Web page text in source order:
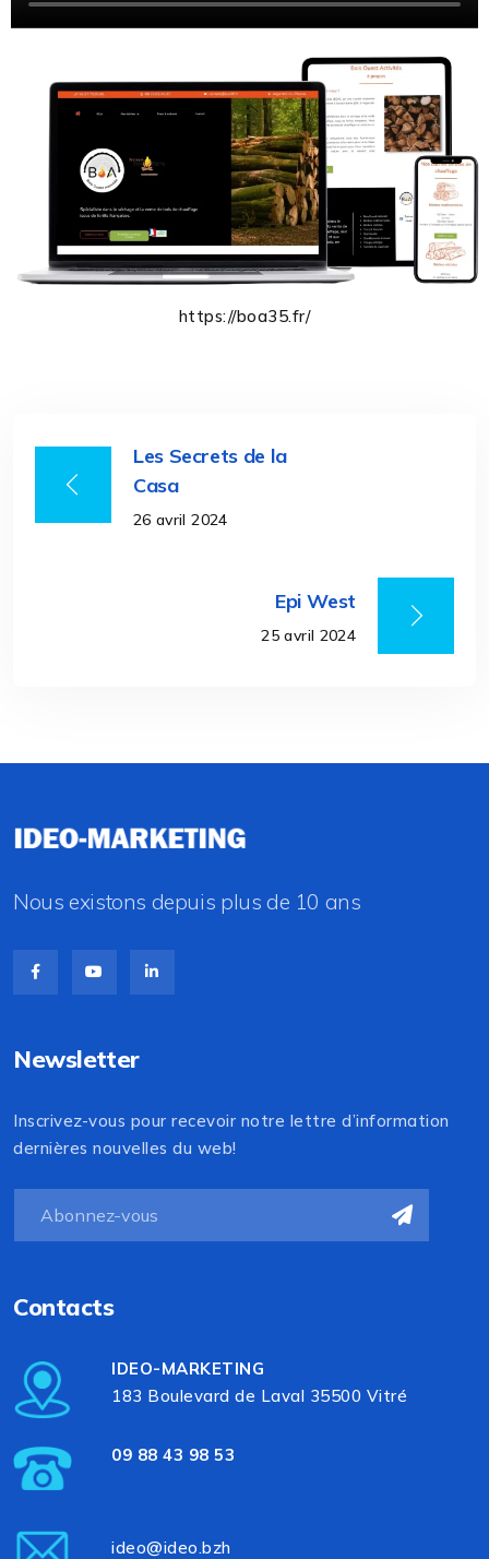
https://boa35.fr/
Les Secrets de la
Casa
26 avril 2024
Epi West
25 avril 2024
Nous existons depuis plus de 10 ans
Newsletter
Inscrivez-vous pour recevoir notre lettre d’information
dernières nouvelles du web!
Contacts
IDEO-MARKETING
183 Boulevard de Laval 35500 Vitré
09 88 43 98 53
ideo@ideo.bzh